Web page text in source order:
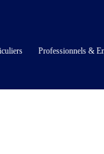
Professionnels &